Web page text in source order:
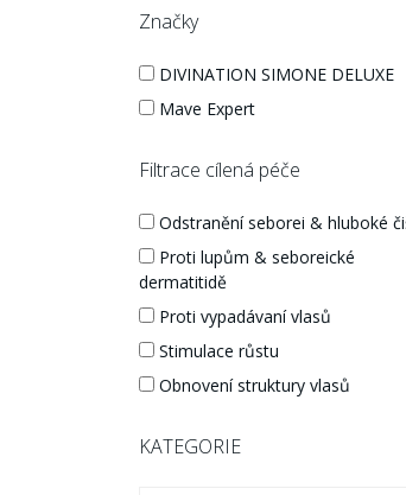
Značky
DIVINATION SIMONE DELUXE
Mave Expert
Filtrace cílená péče
Odstranění seborei & hluboké
Proti lupům & seboreické
dermatitidě
Proti vypadávaní vlasů
Stimulace růstu
Obnovení struktury vlasů
KATEGORIE